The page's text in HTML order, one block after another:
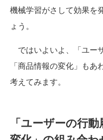
機械学習がさして効果を
ょう。
ではいよいよ、「ユー
「商品情報の変化」も
考えてみます。
「ユーザーの行